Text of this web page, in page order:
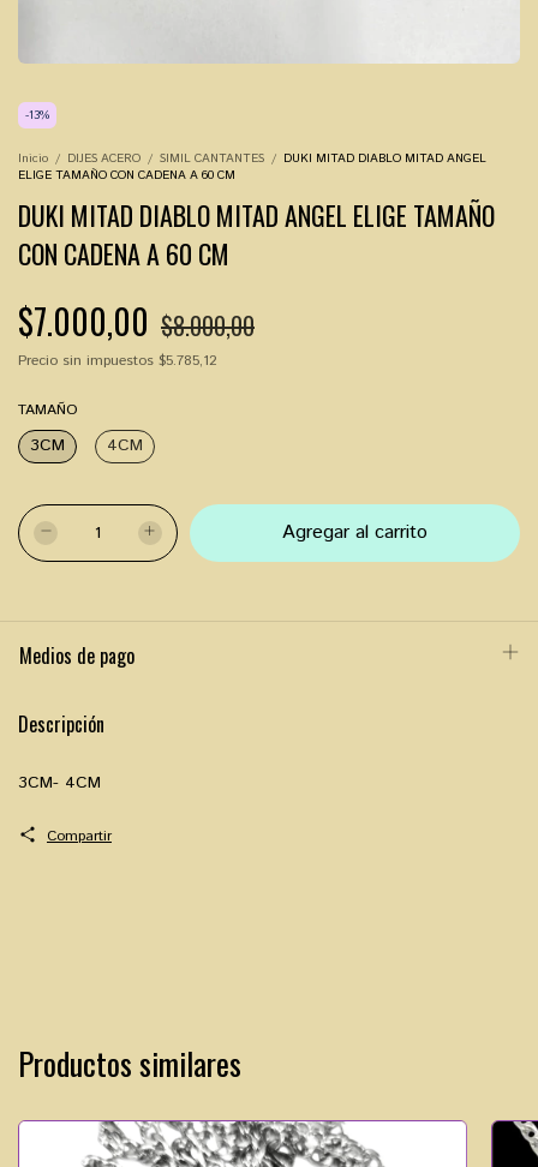
-13%
Inicio / DIJES ACERO / SIMIL CANTANTES / DUKI MITAD DIABLO MITAD ANGEL
ELIGE TAMAÑO CON CADENA A 60 CM
DUKI MITAD DIABLO MITAD ANGEL ELIGE TAMAÑO
CON CADENA A 60 CM
$7.000,00 $8.000,00
Precio sin impuestos $5.785,12
TAMAÑO
3CM 4CM
Medios de pago
Descripción
3CM- 4CM
Compartir
Productos similares